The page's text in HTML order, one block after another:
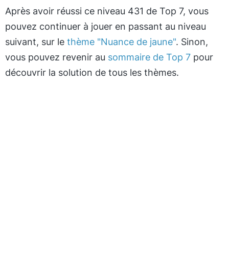
Après avoir réussi ce niveau 431 de Top 7, vous
pouvez continuer à jouer en passant au niveau
suivant, sur le thème "Nuance de jaune". Sinon,
vous pouvez revenir au sommaire de Top 7 pour
découvrir la solution de tous les thèmes.